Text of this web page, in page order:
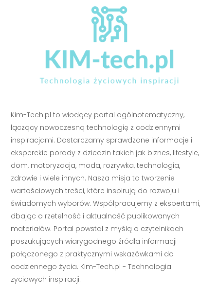
Kim-Tech.pl to wiodący portal ogólnotematyczny,
łączący nowoczesną technologię z codziennymi
inspiracjami. Dostarczamy sprawdzone informacje i
eksperckie porady z dziedzin takich jak biznes, lifestyle,
dom, motoryzacja, moda, rozrywka, technologia,
zdrowie i wiele innych. Nasza misja to tworzenie
wartościowych treści, które inspirują do rozwoju i
świadomych wyborów. Współpracujemy z ekspertami,
dbając o rzetelność i aktualność publikowanych
materiałów. Portal powstał z myślą o czytelnikach
poszukujących wiarygodnego źródła informacji
połączonego z praktycznymi wskazówkami do
codziennego życia. Kim-Tech.pl - Technologia
życiowych inspiracji.